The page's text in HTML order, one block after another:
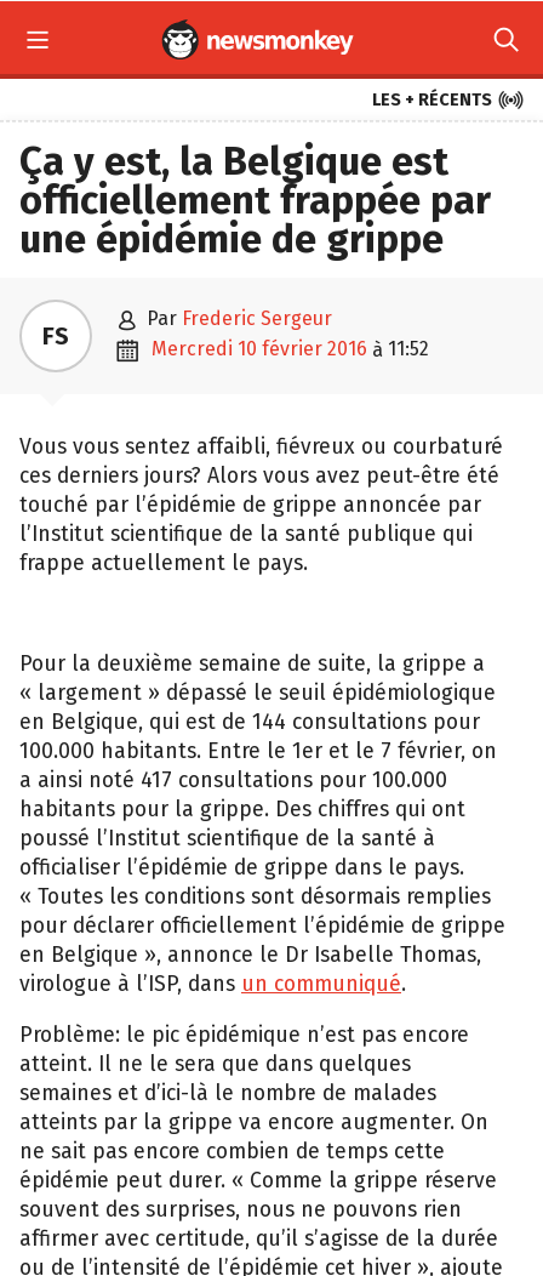
 
LES + RÉCENTS 
Ça y est, la Belgique est
officiellement frappée par
une épidémie de grippe
FS  par Frederic Sergeur
 mercredi 10 février 2016 à 11:52
Vous vous sentez affaibli, fiévreux ou courbaturé
ces derniers jours? Alors vous avez peut-être été
touché par l’épidémie de grippe annoncée par
l’Institut scientifique de la santé publique qui
frappe actuellement le pays.
Pour la deuxième semaine de suite, la grippe a
« largement » dépassé le seuil épidémiologique
en Belgique, qui est de 144 consultations pour
100.000 habitants. Entre le 1er et le 7 février, on
a ainsi noté 417 consultations pour 100.000
habitants pour la grippe. Des chiffres qui ont
poussé l’Institut scientifique de la santé à
officialiser l’épidémie de grippe dans le pays.
« Toutes les conditions sont désormais remplies
pour déclarer officiellement l’épidémie de grippe
en Belgique », annonce le Dr Isabelle Thomas,
virologue à l’ISP, dans un communiqué.
Problème: le pic épidémique n’est pas encore
atteint. Il ne le sera que dans quelques
semaines et d’ici-là le nombre de malades
atteints par la grippe va encore augmenter. On
ne sait pas encore combien de temps cette
épidémie peut durer. « Comme la grippe réserve
souvent des surprises, nous ne pouvons rien
affirmer avec certitude, qu’il s’agisse de la durée
ou de l’intensité de l’épidémie cet hiver », ajoute